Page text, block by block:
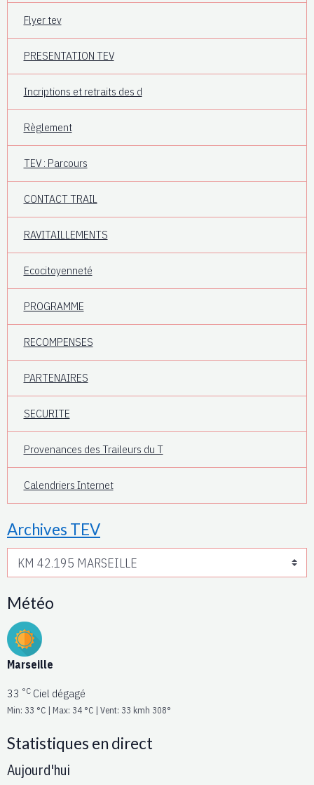
Flyer tev
PRESENTATION TEV
Incriptions et retraits des d
Règlement
TEV : Parcours
CONTACT TRAIL
RAVITAILLEMENTS
Ecocitoyenneté
PROGRAMME
RECOMPENSES
PARTENAIRES
SECURITE
Provenances des Traileurs du T
Calendriers Internet
Archives TEV
Météo
Marseille
33 °C Ciel dégagé
Min: 33 °C | Max: 34 °C | Vent: 33 kmh 308°
Statistiques en direct
Aujourd'hui